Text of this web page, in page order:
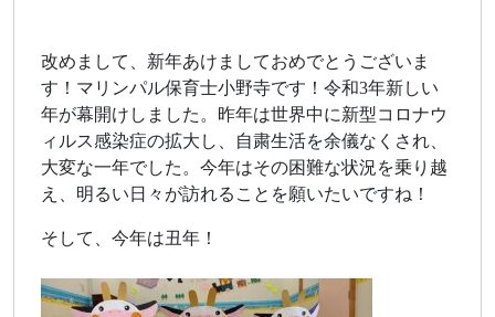
改めまして、新年あけましておめでとうございま
す！マリンパル保育士小野寺です！令和3年新しい
年が幕開けしました。昨年は世界中に新型コロナウ
ィルス感染症の拡大し、自粛生活を余儀なくされ、
大変な一年でした。今年はその困難な状況を乗り越
え、明るい日々が訪れることを願いたいですね！
そして、今年は丑年！